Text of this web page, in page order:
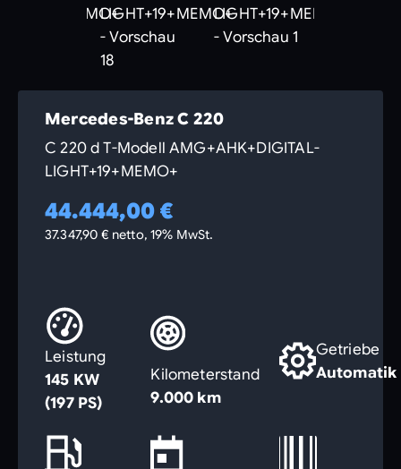
Mercedes-Benz C 220
C 220 d T-Modell AMG+AHK+DIGITAL-
LIGHT+19+MEMO+
44.444,00 €
37.347,90 € netto, 19% MwSt.
Leistung
145 KW
(197 PS)
Kilometerstand
9.000 km
Getriebe
Automatik